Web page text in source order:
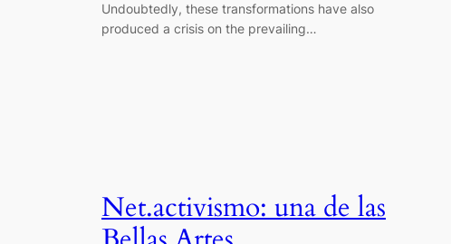
Undoubtedly, these transformations have also
produced a crisis on the prevailing…
Net.activismo: una de las